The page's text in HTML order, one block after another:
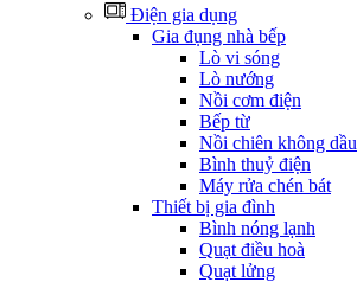
Điện gia dụng
Gia đụng nhà bếp
Lò vi sóng
Lò nướng
Nồi cơm điện
Bếp từ
Nồi chiên không dầu
Bình thuỷ điện
Máy rửa chén bát
Thiết bị gia đình
Bình nóng lạnh
Quạt điều hoà
Quạt lửng